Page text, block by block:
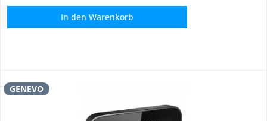
In den Warenkorb
GENEVO